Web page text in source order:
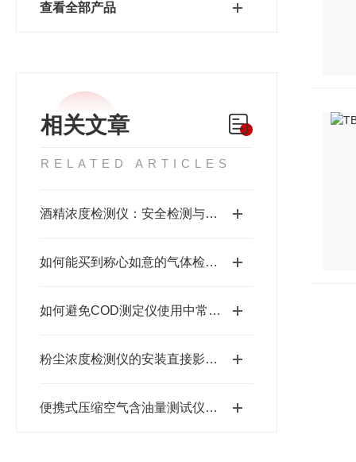
查看全部产品
相关文章
RELATED ARTICLES
酒精浓度检测仪：安全检测与质量管控仪器
如何能买到称心如意的气体检测仪？
如何避免COD测定仪使用中常出现的问题
粉尘浓度检测仪的安装直接影响其作用效率
便携式压缩空气含油量测试仪在工业领域的应用与挑战